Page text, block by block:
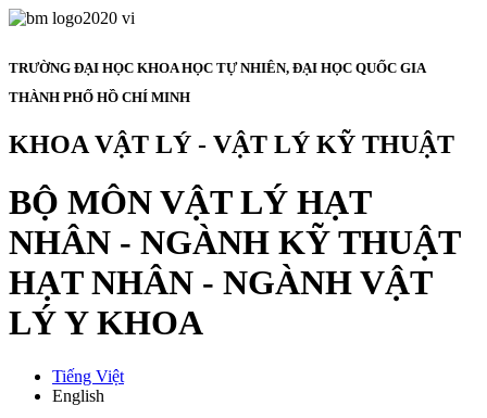
TRƯỜNG ĐẠI HỌC KHOA HỌC TỰ NHIÊN, ĐẠI HỌC QUỐC GIA
THÀNH PHỐ HỒ CHÍ MINH
KHOA VẬT LÝ - VẬT LÝ KỸ THUẬT
BỘ MÔN VẬT LÝ HẠT
NHÂN - NGÀNH KỸ THUẬT
HẠT NHÂN - NGÀNH VẬT
LÝ Y KHOA
Tiếng Việt
English